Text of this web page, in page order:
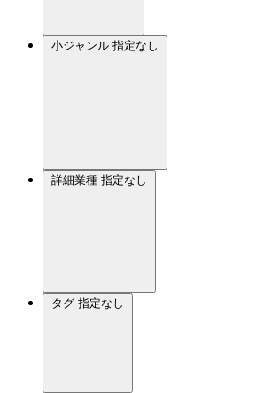
小ジャンル 指定なし
詳細業種 指定なし
タグ 指定なし